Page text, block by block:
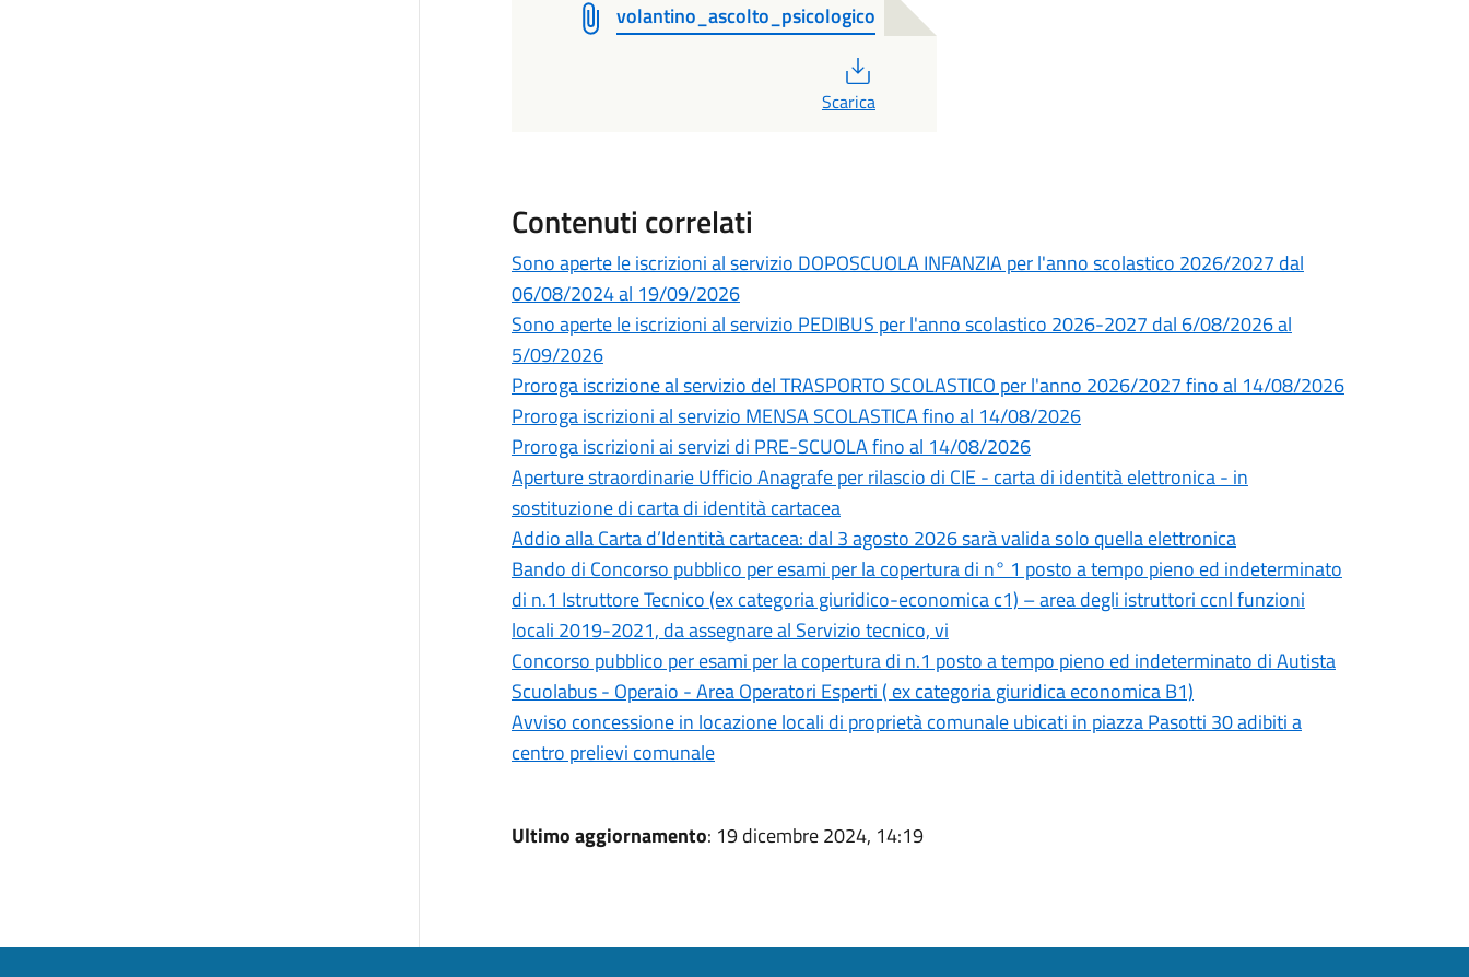
volantino_ascolto_psicologico
Scarica
Contenuti correlati
Sono aperte le iscrizioni al servizio DOPOSCUOLA INFANZIA per l'anno scolastico 2026/2027 dal
06/08/2024 al 19/09/2026
Sono aperte le iscrizioni al servizio PEDIBUS per l'anno scolastico 2026-2027 dal 6/08/2026 al
5/09/2026
Proroga iscrizione al servizio del TRASPORTO SCOLASTICO per l'anno 2026/2027 fino al 14/08/2026
Proroga iscrizioni al servizio MENSA SCOLASTICA fino al 14/08/2026
Proroga iscrizioni ai servizi di PRE-SCUOLA fino al 14/08/2026
Aperture straordinarie Ufficio Anagrafe per rilascio di CIE - carta di identità elettronica - in
sostituzione di carta di identità cartacea
Addio alla Carta d’Identità cartacea: dal 3 agosto 2026 sarà valida solo quella elettronica
Bando di Concorso pubblico per esami per la copertura di n° 1 posto a tempo pieno ed indeterminato
di n.1 Istruttore Tecnico (ex categoria giuridico-economica c1) – area degli istruttori ccnl funzioni
locali 2019-2021, da assegnare al Servizio tecnico, vi
Concorso pubblico per esami per la copertura di n.1 posto a tempo pieno ed indeterminato di Autista
Scuolabus - Operaio - Area Operatori Esperti ( ex categoria giuridica economica B1)
Avviso concessione in locazione locali di proprietà comunale ubicati in piazza Pasotti 30 adibiti a
centro prelievi comunale
Ultimo aggiornamento: 19 dicembre 2024, 14:19